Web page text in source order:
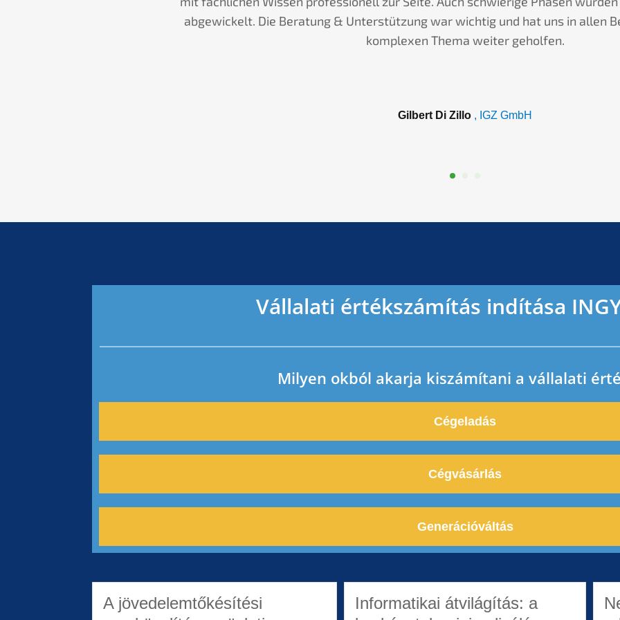
abgewickelt. Die Beratung & Unterstützung war wichtig und hat uns in allen
komplexen Thema weiter geholfen.
Gilbert Di Zillo , IGZ GmbH
Vállalati értékszámítás indítása
Milyen okból akarja kiszámítani a vállalati
Cégeladás
Cégvásárlás
Generációváltás
A jövedelemtőkésítési
Informatikai átvilágítás: a